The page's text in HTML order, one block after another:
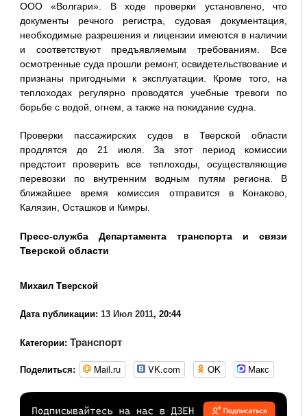
ООО «Волгари». В ходе проверки установлено, что
документы речного регистра, судовая документация,
необходимые разрешения и лицензии имеются в наличии
и соответствуют предъявляемым требованиям. Все
осмотренные суда прошли ремонт, освидетельствование и
признаны пригодными к эксплуатации. Кроме того, на
теплоходах регулярно проводятся учебные тревоги по
борьбе с водой, огнем, а также на покидание судна.
Проверки пассажирских судов в Тверской области
продлятся до 21 июля. За этот период комиссии
предстоит проверить все теплоходы, осуществляющие
перевозки по внутренним водным путям региона. В
ближайшее время комиссия отправится в Конаково,
Калязин, Осташков и Кимры.
Пресс-служба Департамента транспорта и связи
Тверской области
Михаил Тверской
Дата публикации: 13 Июл 2011, 20:44
Категории: Транспорт
Поделиться: Mail.ru VK.com OK Макс